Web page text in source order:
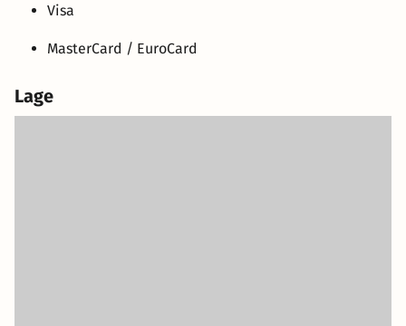
Visa
MasterCard / EuroCard
Lage